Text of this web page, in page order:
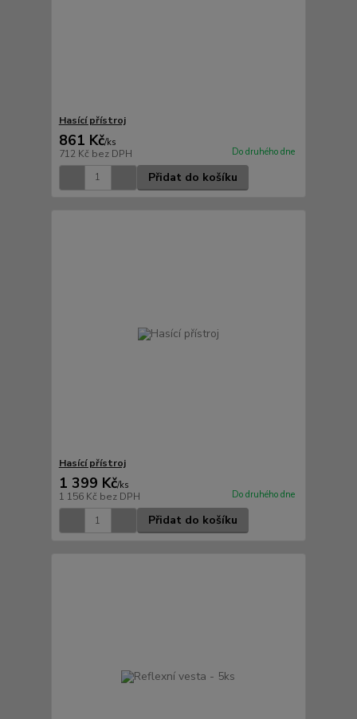
Hasící přístroj
861 Kč/ks
712 Kč bez DPH Do druhého dne
Přidat do košíku
Hasící přístroj
1 399 Kč/ks
1 156 Kč bez DPH Do druhého dne
Přidat do košíku